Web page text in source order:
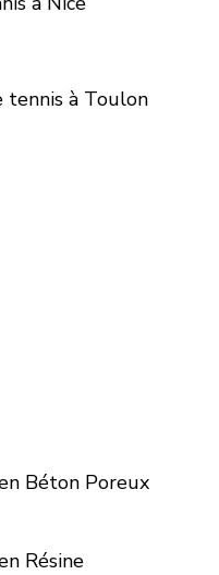
à Toulon
Béton Poreux
Résine